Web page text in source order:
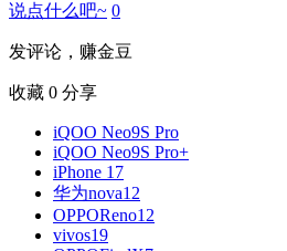
说点什么吧~ 0
发评论，赚金豆
收藏 0 分享
iQOO Neo9S Pro
iQOO Neo9S Pro+
iPhone 17
华为nova12
OPPOReno12
vivos19